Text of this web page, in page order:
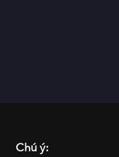
Chú ý: